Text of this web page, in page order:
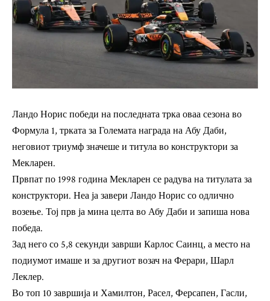
Ландо Норис победи на последната трка оваа сезона во
Формула 1, трката за Големата награда на Абу Даби,
неговиот триумф значеше и титула во конструктори за
Мекларен.
Првпат по 1998 година Мекларен се радува на титулата за
конструктори. Неа ја завери Ландо Норис со одлично
возење. Тој прв ја мина целта во Абу Даби и запиша нова
победа.
Зад него со 5,8 секунди заврши Карлос Саинц, а место на
подиумот имаше и за другиот возач на Ферари, Шарл
Леклер.
Во топ 10 завршија и Хамилтон, Расел, Ферсапен, Гасли,